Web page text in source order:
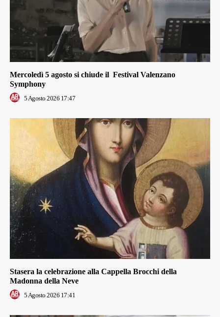
Mercoledì 5 agosto si chiude il Festival Valenzano
Symphony
5 Agosto 2026 17:47
Stasera la celebrazione alla Cappella Brocchi della
Madonna della Neve
5 Agosto 2026 17:41